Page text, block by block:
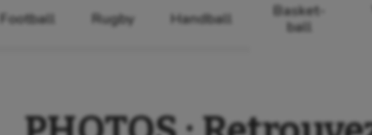
Football Rugby Handball
Basket-
ball